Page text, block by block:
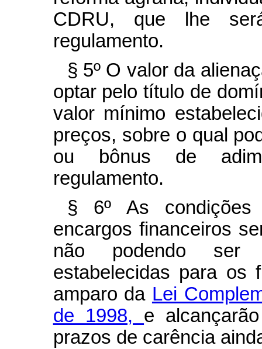
CDRU, que lhe
regulamento.
§ 5º O valor da
optar pelo título de
valor mínimo
preços, sobre o qual
ou bônus de
regulamento.
§ 6º As condições
encargos financeiros
não podendo ser
estabelecidas para os
amparo da Lei
de 1998, e
prazos de carência